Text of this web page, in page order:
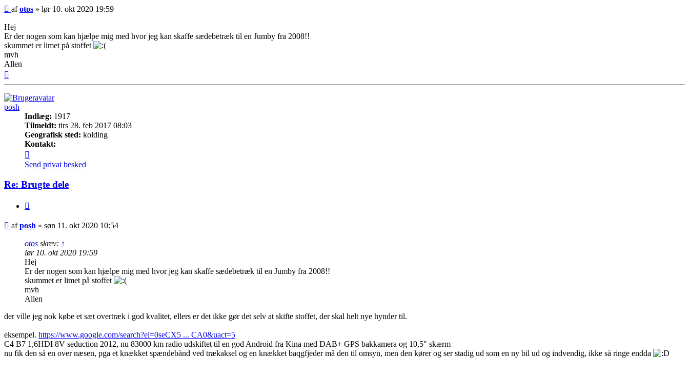
Ulæst
afotos » lør 10. okt 2020 19:59
Hej
Er der nogen som kan hjælpe mig med hvor jeg kan skaffe sædebetræk til en Jumby fra 2008!!
skummet er limet på stoffet
mvh
Allen
posh
Indlæg: 1917
Tilmeldt: tirs 28. feb 2017 08:03
Geografisk sted: kolding
Kontakt:
posh
Send privat besked
Re: Brugte dele
Ulæst
indlæg
afposh » søn 11. okt 2020 10:54
otos skrev: ↑
lør 10. okt 2020 19:59
Hej
Er der nogen som kan hjælpe mig med hvor jeg kan skaffe sædebetræk til en Jumby fra 2008!!
skummet er limet på stoffet
mvh
Allen
der ville jeg nok købe et sæt overtræk i god kvalitet, ellers er det ikke gør det selv at skifte stoffet, der skal helt nye hynder til.
eksempel. https://www.google.com/search?ei=0seCX5 ... CA0&uact=5
C4 B7 1,6HDI 8V seduction 2012, nu 83000 km radio udskiftet til en god Android fra Kina med DAB+ GPS bakkamera og 10,5" skærm
nu fik den så en over næsen, pga et knækket spændebånd ved trækaksel og en knækket baqgfjeder må den til omsyn, men den kører og ser stadig ud som en ny bil ud og indvendig, ikke så ringe endda